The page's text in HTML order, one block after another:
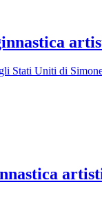
Stati Uniti di